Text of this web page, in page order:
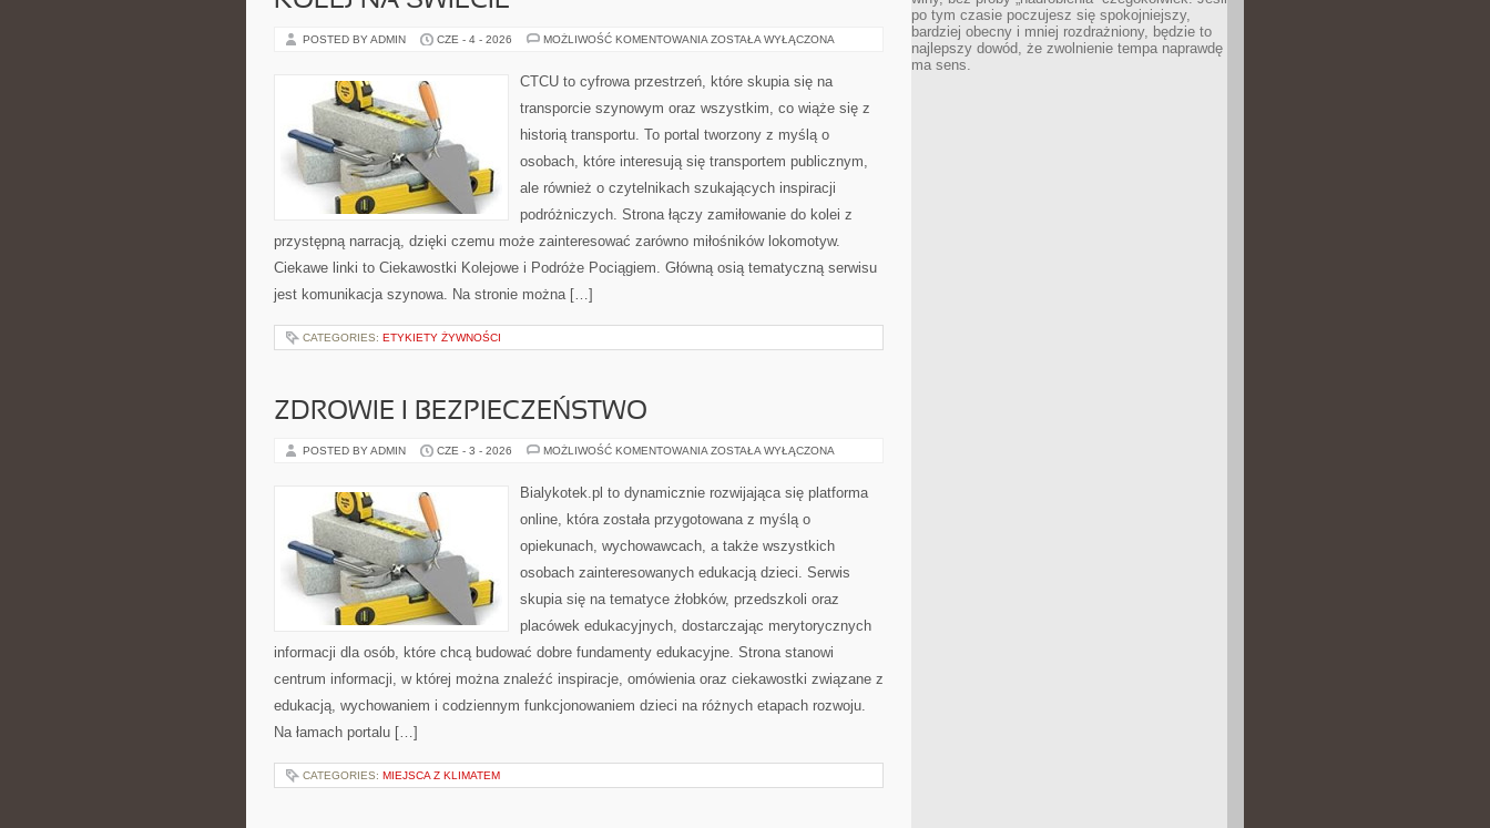
POSTED BY ADMIN CZE - 4 - 2026 MOŻLIWOŚĆ KOMENTOWANIA KOLEJ
ZOSTAŁA WYŁĄCZONA
CTCU to cyfrowa przestrzeń, które skupia się na
transporcie szynowym oraz wszystkim, co wiąże się z
historią transportu. To portal tworzony z myślą o
osobach, które interesują się transportem publicznym,
ale również o czytelnikach szukających inspiracji
podróżniczych. Strona łączy zamiłowanie do kolei z
przystępną narracją, dzięki czemu może zainteresować zarówno miłośników lokomotyw.
Ciekawe linki to Ciekawostki Kolejowe i Podróże Pociągiem. Główną osią tematyczną serwisu
jest komunikacja szynowa. Na stronie można […]
CATEGORIES: ETYKIETY ŻYWNOŚCI
ZDROWIE I BEZPIECZEŃSTWO
POSTED BY ADMIN CZE - 3 - 2026 MOŻLIWOŚĆ KOMENTOWANIA ZDROWIE
ZOSTAŁA WYŁĄCZONA
Bialykotek.pl to dynamicznie rozwijająca się platforma
online, która została przygotowana z myślą o
opiekunach, wychowawcach, a także wszystkich
osobach zainteresowanych edukacją dzieci. Serwis
skupia się na tematyce żłobków, przedszkoli oraz
placówek edukacyjnych, dostarczając merytorycznych
informacji dla osób, które chcą budować dobre fundamenty edukacyjne. Strona stanowi
centrum informacji, w której można znaleźć inspiracje, omówienia oraz ciekawostki związane z
edukacją, wychowaniem i codziennym funkcjonowaniem dzieci na różnych etapach rozwoju.
Na łamach portalu […]
CATEGORIES: MIEJSCA Z KLIMATEM
po tym czasie poczujesz się spokojniejszy,
bardziej obecny i mniej rozdrażniony, będzie to
najlepszy dowód, że zwolnienie tempa naprawdę
ma sens.